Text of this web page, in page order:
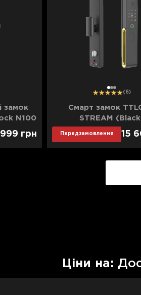
замок
N100
999 грн
12 3 (6)
Смарт замок
STREAM
Передзамовлення 15
Цiни на: